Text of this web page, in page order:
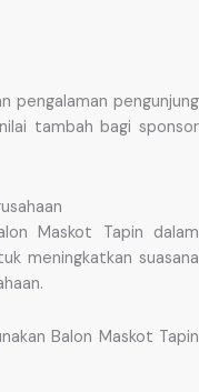
pengalaman pengunjung
tambah bagi sponsor
Maskot Tapin dalam
meningkatkan suasana
Balon Maskot Tapin